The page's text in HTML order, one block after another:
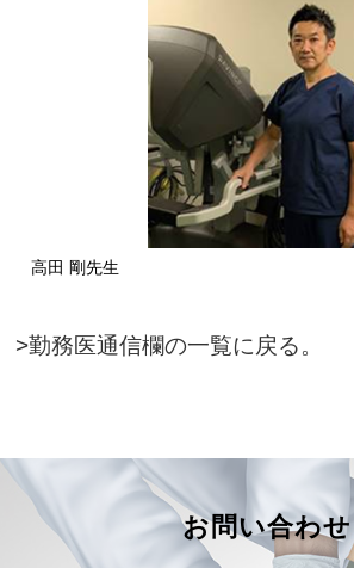
高田 剛先生
>勤務医通信欄の一覧に戻る。
お問い合わせ